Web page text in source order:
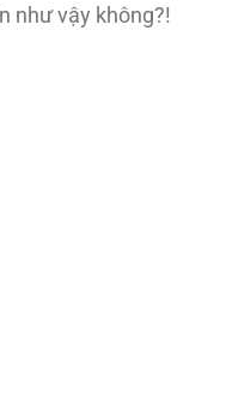
như vậy không?!